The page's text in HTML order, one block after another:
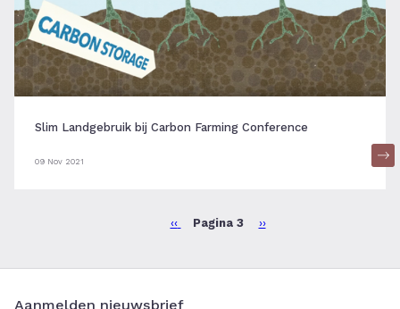
Slim Landgebruik bij Carbon Farming Conference
09 Nov 2021
Vorige
‹‹ Pagina 3
Volgende
››
Aanmelden nieuwsbrief